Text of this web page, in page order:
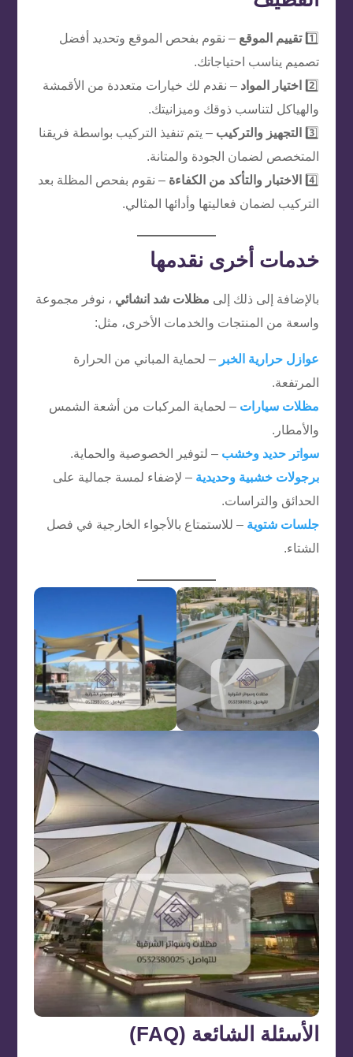
1️⃣ تقييم الموقع – نقوم بفحص الموقع وتحديد أفضل
تصميم يناسب احتياجاتك.
2️⃣
اختيار المواد – نقدم لك خيارات متعددة من الأقمشة
والهياكل لتناسب ذوقك وميزانيتك.
3️⃣
التجهيز والتركيب – يتم تنفيذ التركيب بواسطة فريقنا
المتخصص لضمان الجودة والمتانة.
4️⃣
الاختبار والتأكد من الكفاءة – نقوم بفحص المظلة بعد
التركيب لضمان فعاليتها وأدائها المثالي.
خدمات أخرى نقدمها
بالإضافة إلى ذلك إلى مظلات شد انشائي ، نوفر مجموعة
واسعة من المنتجات والخدمات الأخرى، مثل:
عوازل حرارية الخبر – لحماية المباني من الحرارة
المرتفعة.
مظلات سيارات – لحماية المركبات من أشعة الشمس
والأمطار.
سواتر حديد وخشب – لتوفير الخصوصية والحماية.
برجولات خشبية وحديدية – لإضفاء لمسة جمالية على
الحدائق والتراسات.
جلسات شتوية – للاستمتاع بالأجواء الخارجية في فصل
الشتاء.
الأسئلة الشائعة (FAQ)